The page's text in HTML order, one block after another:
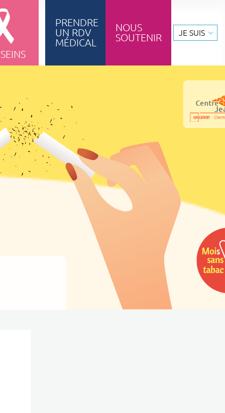
& formation
PRENDRE
UN RDV
MÉDICAL
NOUS
SOUTENIR
JE SUIS